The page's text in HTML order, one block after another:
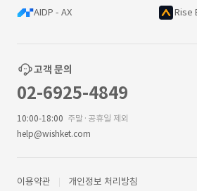
AIDP - AX Rise
고객 문의
02-6925-4849
10:00-18:00 주말·공휴일 제외
help@wishket.com
이용약관 개인정보 처리방침